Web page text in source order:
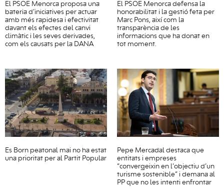
El PSOE Menorca proposa una
bateria d’iniciatives per actuar
amb més rapidesa i efectivitat
davant els efectes del canvi
climàtic i les seves derivades,
com els causats per la DANA
El PSOE Menorca defensa la
honorabilitat i la gestió feta per
Marc Pons, així com la
transparència de les
informacions que ha donat en
tot moment.
Es Born peatonal mai no ha estat
una prioritat per al Partit Popular
Pepe Mercadal destaca que
entitats i empreses
“convergeixin en l’objectiu d’un
turisme sostenible” i demana al
PP que no les intenti enfrontar